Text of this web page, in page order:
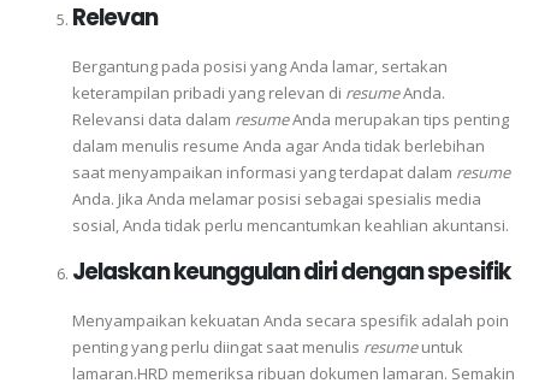
Relevan
Bergantung pada posisi yang Anda lamar, sertakan
keterampilan pribadi yang relevan di resumeAnda.
Relevansi data dalam resumeAnda merupakan tips penting
dalam menulis resume Anda agar Anda tidak berlebihan
saat menyampaikan informasi yang terdapat dalam resume
Anda. Jika Anda melamar posisi sebagai spesialis media
sosial, Anda tidak perlu mencantumkan keahlian akuntansi.
‍Jelaskan keunggulan diri dengan spesifik
Menyampaikan kekuatan Anda secara spesifik adalah poin
penting yang perlu diingat saat menulis resumeuntuk
lamaran.HRD memeriksa ribuan dokumen lamaran. Semakin